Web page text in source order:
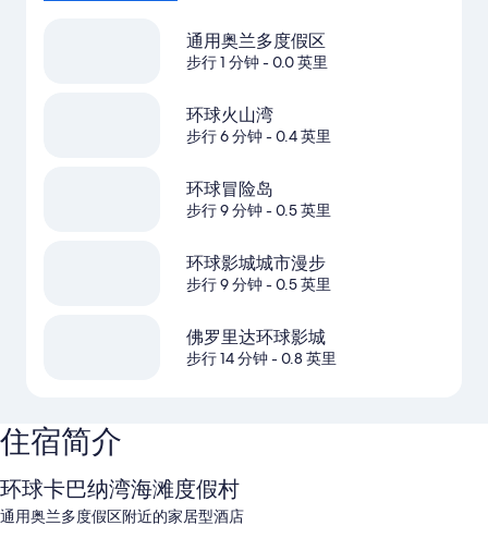
通用奥兰多度假区
步行 1 分钟- 0.0 英里
环球火山湾
步行 6 分钟- 0.4 英里
环球冒险岛
步行 9 分钟- 0.5 英里
环球影城城市漫步
步行 9 分钟- 0.5 英里
佛罗里达环球影城
步行 14 分钟- 0.8 英里
住宿简介
环球卡巴纳湾海滩度假村
通用奥兰多度假区附近的家居型酒店